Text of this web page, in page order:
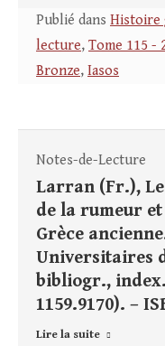
Publié dans Histoire
lecture, Tome 115 -
Bronze, Iasos
Notes-de-Lecture
Larran (Fr.),
de la rumeur
Grèce
Universitaires
bibliogr.,
1159.9170). –
Lire la suite